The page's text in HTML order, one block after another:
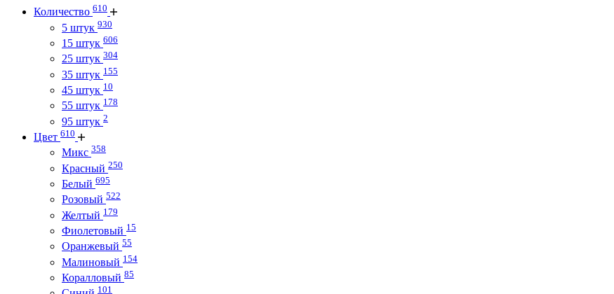
Количество 610
5 штук 930
15 штук 606
25 штук 304
35 штук 155
45 штук 10
55 штук 178
95 штук 2
Цвет 610
Микс 358
Красный 250
Белый 695
Розовый 522
Желтый 179
Фиолетовый 15
Оранжевый 55
Малиновый 154
Коралловый 85
101